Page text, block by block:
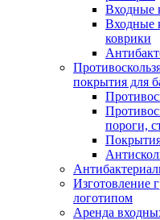
Входные
Входные
коврики
покрытия для
пороги,
Изготовление
логотипом
Аренда